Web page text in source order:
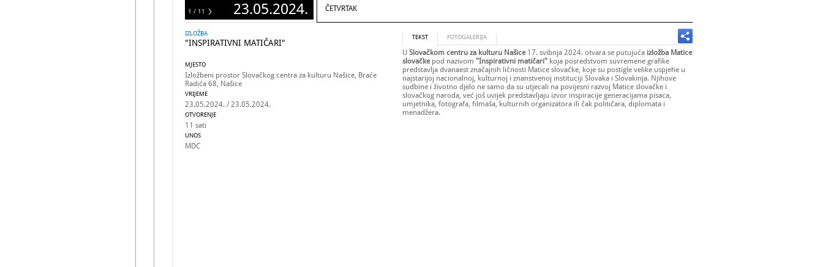
11 23.05.2024. ČETVRTAK
1 / 11
IZLOŽBA
"INSPIRATIVNI MATIČARI"
MJESTO
Izložbeni prostor Slovačkog centra za kulturu Našice, Braće
Radića 68, Našice
VRIJEME
23.05.2024. / 23.05.2024.
OTVORENJE
11 sati
UNOS
MDC
TEKST FOTOGALERIJA
U Slovačkom centru za kulturu Našice17. svibnja 2024. otvara se putujuća izložba Matice
slovačke pod nazivom "Inspirativni matičari" koja posredstvom suvremene grafike
predstavlja dvanaest značajnih ličnosti Matice slovačke, koje su postigle velike uspjehe u
najstarijoj nacionalnoj, kulturnoj i znanstvenoj instituciji Slovaka i Slovakinja. Njihove
sudbine i životno djelo ne samo da su utjecali na povijesni razvoj Matice slovačke i
slovačkog naroda, već još uvijek predstavljaju izvor inspiracije generacijama pisaca,
umjetnika, fotografa, filmaša, kulturnih organizatora ili čak političara, diplomata i
menadžera.